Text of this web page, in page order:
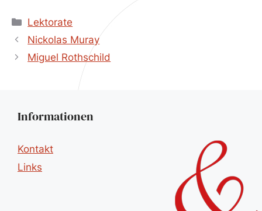
Kategorien
Lektorate
Nickolas Muray
Miguel Rothschild
Informationen
Kontakt
Links